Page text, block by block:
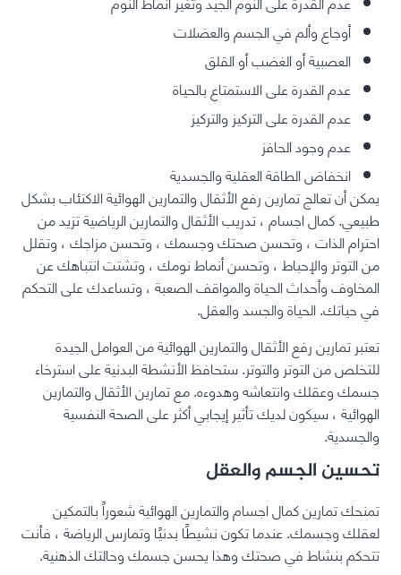
أوجاع وألم في الجسم والعضلات
العصبية أو الغضب أو القلق
عدم القدرة على الاستمتاع بالحياة
عدم القدرة على التركيز والتركيز
عدم وجود الحافز
انخفاض الطاقة العقلية والجسدية
يمكن أن تعالج تمارين رفع الأثقال والتمارين الهوائية الاكتئاب بشكل
طبيعي. كمال اجسام ، تدريب الأثقال والتمارين الرياضية تزيد من
احترام الذات ، وتحسن صحتك وجسمك ، وتحسن مزاجك ، وتقلل
من التوتر والإحباط ، وتحسن أنماط نومك ، وتشتت انتباهك عن
المخاوف وأحداث الحياة والمواقف الصعبة ، وتساعدك على التحكم
في حياتك. الحياة والجسد والعقل.
تعتبر تمارين رفع الأثقال والتمارين الهوائية من العوامل الجيدة
للتخلص من التوتر والتوتر. ستحافظ الأنشطة البدنية على استرخاء
جسمك وعقلك وانتعاشه وهدوءه. مع تمارين الأثقال والتمارين
الهوائية ، سيكون لديك تأثير إيجابي أكثر على الصحة النفسية
والجسدية.
تحسين الجسم والعقل
تمنحك تمارين كمال اجسام والتمارين الهوائية شعوراً بالتمكين
لعقلك وجسمك. عندما تكون نشيطًا بدنيًا وتمارس الرياضة ، فأنت
تتحكم بنشاط في صحتك وهذا يحسن جسمك وحالتك الذهنية.